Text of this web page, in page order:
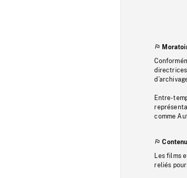
directrices
Entre-
comme
Les films
reliés